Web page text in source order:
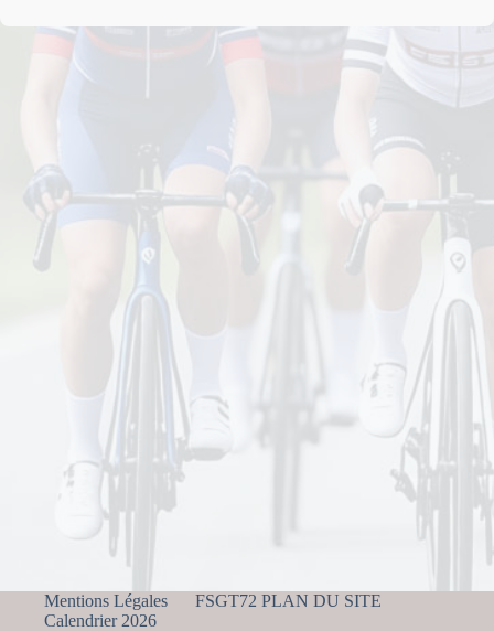
Mentions Légales
FSGT72 PLAN DU SITE
Calendrier 2026